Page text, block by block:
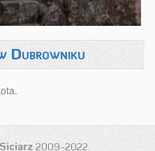
Dubrowniku
2009-2022.